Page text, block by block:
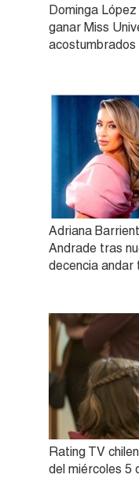
Dominga
ganar Miss
Adriana
Andrade tras
decencia andar
Rating TV
del miércoles 5